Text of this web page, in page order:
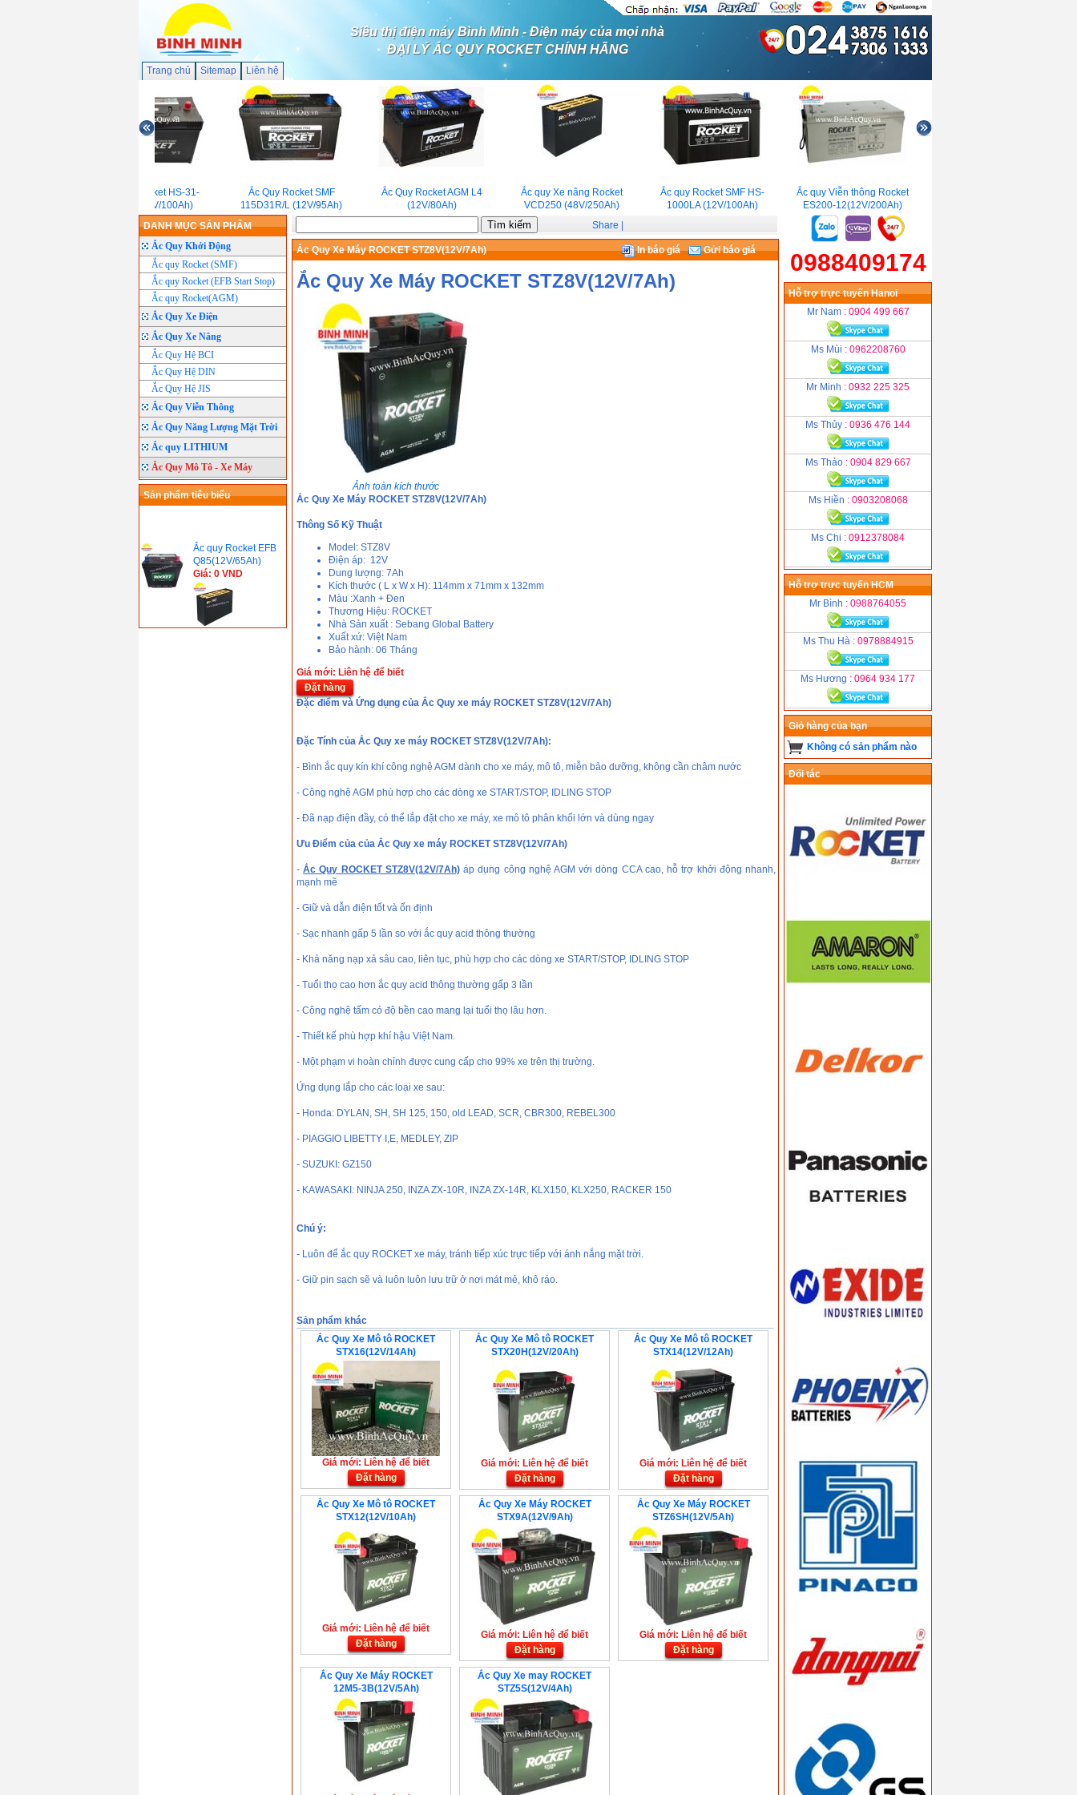
Siêu thị điện máy Bình Minh - Điện máy của mọi nhà
ĐẠI LÝ ẮC QUY ROCKET CHÍNH HÃNG
Trang chủ Sitemap Liên hệ
Ắc quy Rocket HS-31-
1000S(12V/100Ah)
Ắc Quy Rocket SMF
115D31R/L (12V/95Ah)
Ắc Quy Rocket AGM L4
(12V/80Ah)
Ắc quy Xe nâng Rocket
VCD250 (48V/250Ah)
Ắc quy Rocket SMF HS-
1000LA (12V/100Ah)
Ắc quy Viễn thông Rocket
ES200-12(12V/200Ah)
DANH MỤC SẢN PHẨM
Ắc Quy Khởi Động
Ắc quy Rocket (SMF)
Ắc quy Rocket (EFB Start Stop)
Ắc quy Rocket(AGM)
Ắc Quy Xe Điện
Ắc Quy Xe Nâng
Ắc Quy Hệ BCI
Ắc Quy Hệ DIN
Ắc Quy Hệ JIS
Ắc Quy Viễn Thông
Ắc Quy Năng Lượng Mặt Trời
Ắc quy LITHIUM
Ắc Quy Mô Tô - Xe Máy
Sản phẩm tiêu biểu
Ắc quy Rocket EFB
Q85(12V/65Ah)
Giá: 0 VND
Ắc quy Xe nâng
Share
Ắc Quy Xe Máy ROCKET STZ8V(12V/7Ah) In báo giá Gửi báo giá
Ắc Quy Xe Máy ROCKET STZ8V(12V/7Ah)
Ảnh toàn kích thước
Ắc Quy Xe Máy ROCKET STZ8V(12V/7Ah)
Thông Số Kỹ Thuật
Model: STZ8V
Điện áp: 12V
Dung lượng: 7Ah
Kích thước ( L x W x H): 114mm x 71mm x 132mm
Màu :Xanh + Đen
Thương Hiệu: ROCKET
Nhà Sản xuất : Sebang Global Battery
Xuất xứ: Việt Nam
Bảo hành: 06 Tháng
Giá mới: Liên hệ để biết
Đặt hàng
Đặc điểm và Ứng dụng của Ắc Quy xe máy ROCKET STZ8V(12V/7Ah)
Đặc Tính của Ắc Quy xe máy ROCKET STZ8V(12V/7Ah):
- Bình ắc quy kín khí công nghệ AGM dành cho xe máy, mô tô, miễn bảo dưỡng, không cần châm nước
- Công nghệ AGM phù hợp cho các dòng xe START/STOP, IDLING STOP
- Đã nạp điện đầy, có thể lắp đặt cho xe máy, xe mô tô phân khối lớn và dùng ngay
Ưu Điểm của của Ắc Quy xe máy ROCKET STZ8V(12V/7Ah)
-Ắc Quy ROCKET STZ8V(12V/7Ah)áp dụng công nghệ AGM với dòng CCA cao, hỗ trợ khởi động nhanh,
mạnh mẽ
- Giữ và dẫn điện tốt và ổn định
- Sạc nhanh gấp 5 lần so với ắc quy acid thông thường
- Khả năng nạp xả sâu cao, liên tục, phù hợp cho các dòng xe START/STOP, IDLING STOP
- Tuổi thọ cao hơn ắc quy acid thông thường gấp 3 lần
- Công nghệ tấm có độ bền cao mang lại tuổi thọ lâu hơn.
- Thiết kế phù hợp khí hậu Việt Nam.
- Một phạm vi hoàn chỉnh được cung cấp cho 99% xe trên thị trường.
Ứng dụng lắp cho các loại xe sau:
- Honda: DYLAN, SH, SH 125, 150, old LEAD, SCR, CBR300, REBEL300
- PIAGGIO LIBETTY I,E, MEDLEY, ZIP
- SUZUKI: GZ150
- KAWASAKI: NINJA 250, INZA ZX-10R, INZA ZX-14R, KLX150, KLX250, RACKER 150
Chú ý:
- Luôn để ắc quy ROCKET xe máy, tránh tiếp xúc trực tiếp với ánh nắng mặt trời.
- Giữ pin sạch sẽ và luôn luôn lưu trữ ở nơi mát mẻ, khô ráo.
Sản phẩm khác
Ắc Quy Xe Mô tô ROCKET
STX16(12V/14Ah)
Giá mới: Liên hệ để biết
Đặt hàng
Ắc Quy Xe Mô tô ROCKET
STX20H(12V/20Ah)
Giá mới: Liên hệ để biết
Đặt hàng
Ắc Quy Xe Mô tô ROCKET
STX14(12V/12Ah)
Giá mới: Liên hệ để biết
Đặt hàng
Ắc Quy Xe Mô tô ROCKET
STX12(12V/10Ah)
Giá mới: Liên hệ để biết
Đặt hàng
Ắc Quy Xe Máy ROCKET
STX9A(12V/9Ah)
Giá mới: Liên hệ để biết
Đặt hàng
Ắc Quy Xe Máy ROCKET
STZ6SH(12V/5Ah)
Giá mới: Liên hệ để biết
Đặt hàng
Ắc Quy Xe Máy ROCKET
12M5-3B(12V/5Ah)
Ắc Quy Xe may ROCKET
STZ5S(12V/4Ah)
0988409174
Hỗ trợ trực tuyến Hanoi
Mr Nam : 0904 499 667
Ms Mùi : 0962208760
Mr Minh : 0932 225 325
Ms Thủy : 0936 476 144
Ms Thảo : 0904 829 667
Ms Hiền : 0903208068
Ms Chi : 0912378084
Hỗ trợ trực tuyến HCM
Mr Bình : 0988764055
Ms Thu Hà : 0978884915
Ms Hương : 0964 934 177
Giỏ hàng của bạn
Không có sản phẩm nào
Đối tác